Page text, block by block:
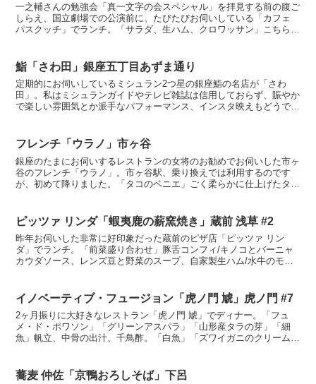
一之輔さんの勉強会「真一文字の会スペシャル」を拝見する前の腹ご
しらえ、国立劇場での公演前に、たびたびお伺いしている「カフェ
パスクッチ」でランチ。「サラダ、生ハム、クロワッサン」こちらは
鮨「さわ田」銀座五丁目あずま通り
定期的にお伺いしているミシュラン2つ星の銀座鮨の名店が「さわ
田」。私はミシュランガイドやテレビ雑誌は信用しておらず、賑やか
で楽しい雰囲気とか派手なパフォーマンス、インスタ映えもどうでも
フレンチ「ウラノ」市ヶ谷
銀座のたまにお伺いするレストランの女将のお勧めでお伺いした市ヶ
谷のフレンチ「ウラノ」。市ヶ谷駅、乗り換えでは利用するのです
が、初めて降りました。「タコのベニエ」ごく柔らかに仕上げたタコ
ピッツァ リンダ「蝦夷鹿の薪窯焼き」蔵前 浅草 #2
昨年お伺いした非常に好印象だった蔵前のピザ店「ピッツァ リン
ダ」でランチ。「前菜盛り合わせ」豚舌コンフィ/キノコとバーニャ
カウダソース、レンズ豆と野菜のスープ、自家製生ハム/水牛のモッ
イノベーティブ・フュージョン「虎ノ門 虓」虎ノ門 #7
2ヶ月振りに大好きなレストラン「虎ノ門 虓」でディナー。「フュ
メ・ド・ポワソン」「グリーンアスパラ」「山形産タラの芽」「細
魚」帆立、中骨の出汁、千鳥酢。「白魚」「ズワイガニのクリームコ
蕎麦 仲佐「京鴨おろしそば」下呂